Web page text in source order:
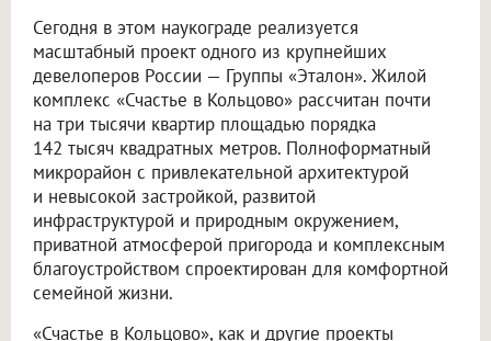
Сегодня в этом наукограде реализуется
масштабный проект одного из крупнейших
девелоперов России — Группы «Эталон». Жилой
комплекс «Счастье в Кольцово» рассчитан почти
на три тысячи квартир площадью порядка
142 тысяч квадратных метров. Полноформатный
микрорайон с привлекательной архитектурой
и невысокой застройкой, развитой
инфраструктурой и природным окружением,
приватной атмосферой пригорода и комплексным
благоустройством спроектирован для комфортной
семейной жизни.
«Счастье в Кольцово», как и другие проекты